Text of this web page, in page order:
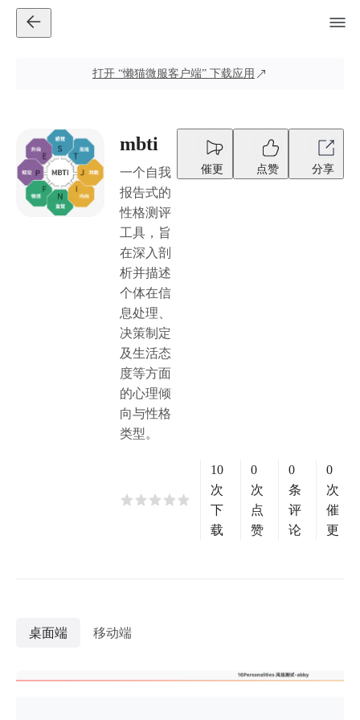
打开 “懒猫微服客户端” 下载应用
mbti
一个自我
报告式的
性格测评
工具，旨
在深入剖
析并描述
个体在信
息处理、
决策制定
及生活态
度等方面
的心理倾
向与性格
类型。
催更 点赞 分享
10
次
下
载
0
次
点
赞
0
条
评
论
0
次
催
更
桌面端 移动端